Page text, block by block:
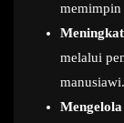
memimpin
melalui
manusiawi.